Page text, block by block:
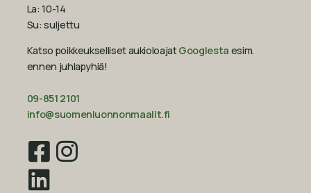
La: 10-14
Su: suljettu
Katso poikkeukselliset aukioloajatGooglesta esim.
ennen juhlapyhiä!‍
09-851 2101
info@suomenluonnonmaalit.fi